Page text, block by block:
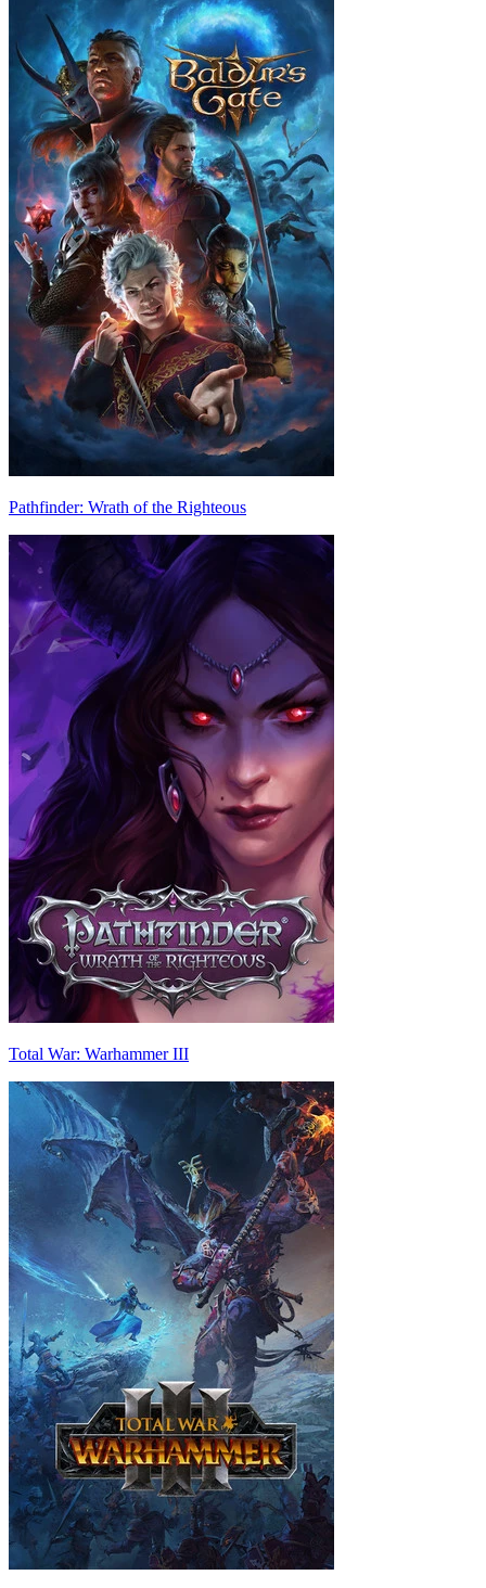
Pathfinder: Wrath of the Righteous
Total War: Warhammer III